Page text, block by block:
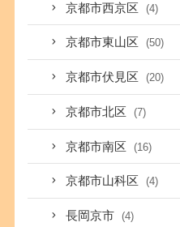
京都市西京区 (4)
京都市東山区 (50)
京都市伏見区 (20)
京都市北区 (7)
京都市南区 (16)
京都市山科区 (4)
長岡京市 (4)